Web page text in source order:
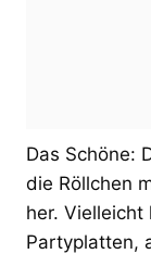
Das Schöne:
die Röllchen
her. Vielleicht
Partyplatten,